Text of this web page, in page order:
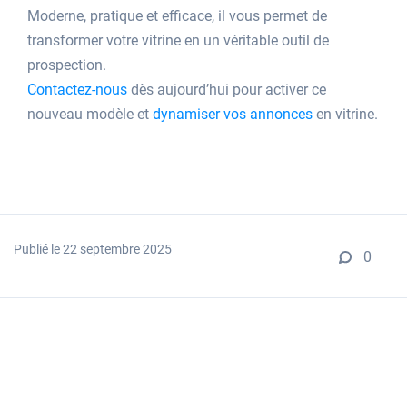
Moderne, pratique et efficace, il vous permet de
transformer votre vitrine en un véritable outil de
prospection.
Contactez-nous dès aujourd’hui pour activer ce
nouveau modèle et dynamiser vos annonces en vitrine.
Publié le 22 septembre 2025 0